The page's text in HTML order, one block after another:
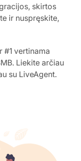
skirtos
ir nuspręskite,
#1 vertinama
Liekite arčiau
su LiveAgent.